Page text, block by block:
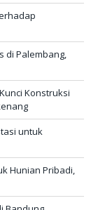
di Palembang,
Konstruksi
untuk
Hunian Pribadi,